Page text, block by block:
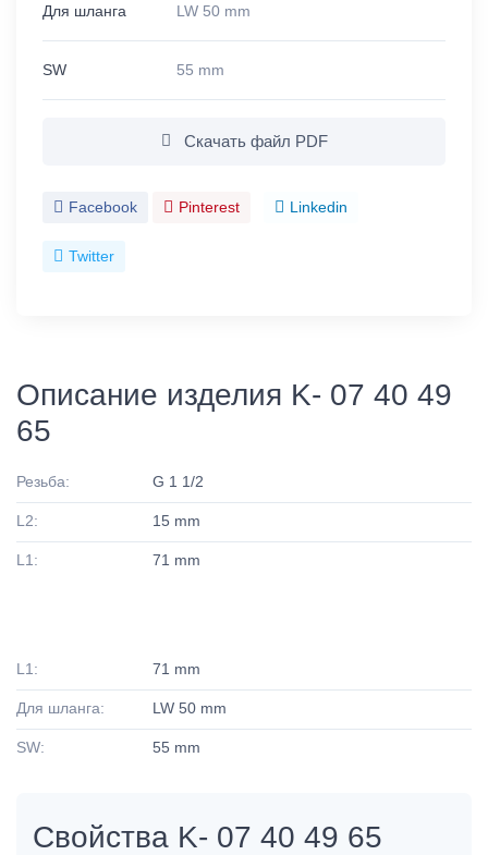
Для шланга LW 50 mm
SW 55 mm
Скачать файл PDF
Facebook Pinterest Linkedin
Twitter
Описание изделия K- 07 40 49
65
Резьба: G 1 1/2
L2: 15 mm
L1: 71 mm
L1: 71 mm
Для шланга: LW 50 mm
SW: 55 mm
Свойства K- 07 40 49 65